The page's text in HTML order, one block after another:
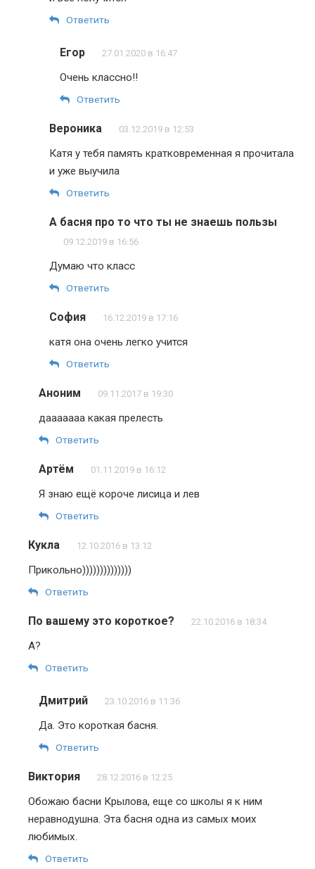
Ответить
Егор 27.01.2020 в 16:47
Очень классно!!
Ответить
Вероника 03.12.2019 в 12:53
Катя у тебя память кратковременная я прочитала
и уже выучила
Ответить
А басня про то что ты не знаешь пользы
09.12.2019 в 16:56
Думаю что класс
Ответить
София 16.12.2019 в 17:16
катя она очень легко учится
Ответить
Аноним 09.11.2017 в 19:30
дааааааа какая прелесть
Ответить
Артём 01.11.2019 в 16:12
Я знаю ещё короче лисица и лев
Ответить
Кукла 12.10.2016 в 13:12
Прикольно))))))))))))))
Ответить
По вашему это короткое? 22.10.2016 в 18:34
А?
Ответить
Дмитрий 23.10.2016 в 11:36
Да. Это короткая басня.
Ответить
Виктория 28.12.2016 в 12:25
Обожаю басни Крылова, еще со школы я к ним
неравнодушна. Эта басня одна из самых моих
любимых.
Ответить